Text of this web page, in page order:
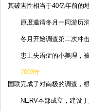
其破害性相当于40亿年前的
原度邀请冬月一同游历
冬月开始调查第二次冲
患上失语症的小美理，
2003年
国联完成了对南极的调查，
NERV本部成立，建设